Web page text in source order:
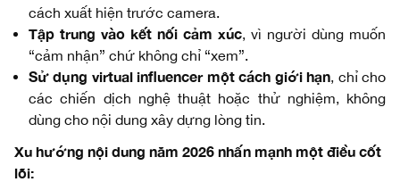
cách xuất hiện trước camera.
Tập trung vào kết nối cảm xúc, vì người dùng muốn
“cảm nhận” chứ không chỉ “xem”.
Sử dụng virtual influencer một cách giới hạn, chỉ cho
các chiến dịch nghệ thuật hoặc thử nghiệm, không
dùng cho nội dung xây dựng lòng tin.
Xu hướng nội dung năm 2026 nhấn mạnh một điều cốt
lõi: